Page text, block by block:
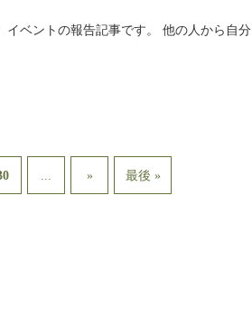
イベントの報告記事です。 他の人から自分
» 最後 »